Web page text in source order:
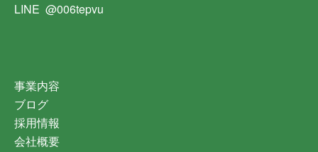
LINE @006tepvu
事業内容
ブログ
採用情報
会社概要